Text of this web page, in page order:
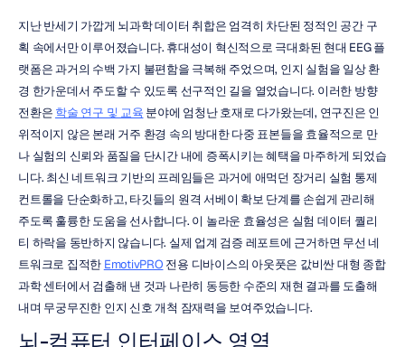
지난 반세기 가깝게 뇌과학 데이터 취합은 엄격히 차단된 정적인 공간 구
획 속에서만 이루어졌습니다. 휴대성이 혁신적으로 극대화된 현대 EEG 플
랫폼은 과거의 수백 가지 불편함을 극복해 주었으며, 인지 실험을 일상 환
경 한가운데서 주도할 수 있도록 선구적인 길을 열었습니다. 이러한 방향
전환은 학술 연구 및 교육 분야에 엄청난 호재로 다가왔는데, 연구진은 인
위적이지 않은 본래 거주 환경 속의 방대한 다중 표본들을 효율적으로 만
나 실험의 신뢰와 품질을 단시간 내에 증폭시키는 혜택을 마주하게 되었습
니다. 최신 네트워크 기반의 프레임들은 과거에 애먹던 장거리 실험 통제
컨트롤을 단순화하고, 타깃들의 원격 서베이 확보 단계를 손쉽게 관리해
주도록 훌륭한 도움을 선사합니다. 이 놀라운 효율성은 실험 데이터 퀄리
티 하락을 동반하지 않습니다. 실제 업계 검증 레포트에 근거하면 무선 네
트워크로 집적한 EmotivPRO 전용 디바이스의 아웃풋은 값비싼 대형 종합
과학 센터에서 검출해 낸 것과 나란히 동등한 수준의 재현 결과를 도출해
내며 무궁무진한 인지 신호 개척 잠재력을 보여주었습니다.
뇌-컴퓨터 인터페이스 영역